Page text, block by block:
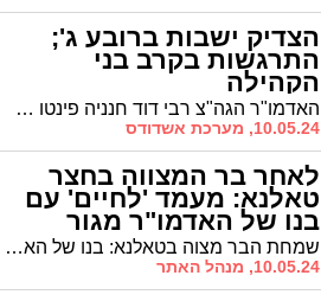
הצדיק ישבות ברובע ג';
התרגשות בקרב בני
הקהילה
האדמו"ר הגה"צ רבי דוד חנניה פינטו שליט"א ראש ממלכת התורה "אורות חיים ומשה" ישבות בעירנו השבת פרשת "קדושים". התפילות ודברי התורה יתקיימו בבית הכנסת המרכזי "אורות חיים ומשה" ברובע ג'
10.05.24, מערכת אשדודס
לאחר בר המצווה בחצר
טאלנא: מעמד 'לחיים' עם
בנו של האדמו"ר מגור
שמחת הבר מצוה בטאלנא: בנו של האדמו"ר מגור שליט"א, הרה"צ רש"צ אלתר, הגיע ל'לחיים' במעון האדמו"ר
10.05.24, מנהל האתר